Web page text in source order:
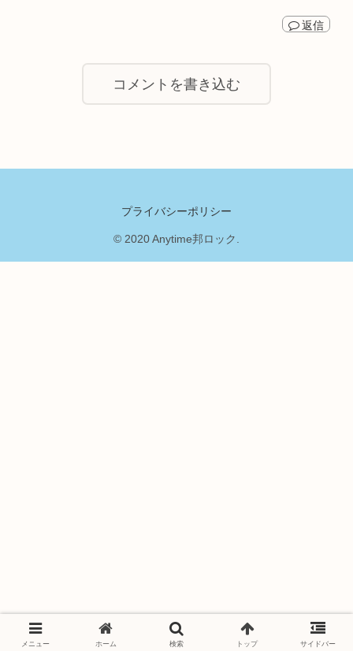
返信
コメントを書き込む
プライバシーポリシー
© 2020 Anytime邦ロック.
メニュー ホーム 検索 トップ サイドバー